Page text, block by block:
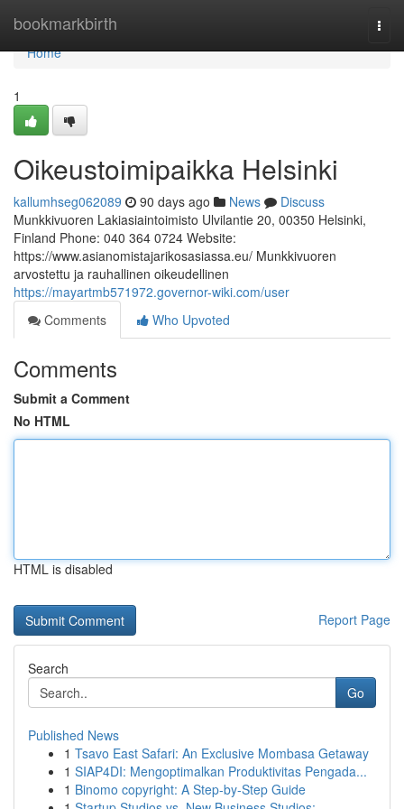
bookmarkbirth
Home
Home
1
Oikeustoimipaikka Helsinki
kallumhseg062089 90 days ago News
Discuss
Munkkivuoren Lakiasiaintoimisto Ulvilantie 20, 00350 Helsinki,
Finland Phone: 040 364 0724 Website:
https://www.asianomistajarikosasiassa.eu/ Munkkivuoren
arvostettu ja rauhallinen oikeudellinen
https://mayartmb571972.governor-wiki.com/user
Comments
Who Upvoted
Comments
Submit a Comment
No HTML
HTML is disabled
Report Page
Search
Go
Published News
1 Tsavo East Safari: An Exclusive Mombasa Getaway
1 SIAP4DI: Mengoptimalkan Produktivitas Pengada...
1 Binomo copyright: A Step-by-Step Guide